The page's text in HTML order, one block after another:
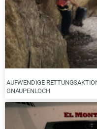
AUFWENDIGE
GNAUPENLOCH